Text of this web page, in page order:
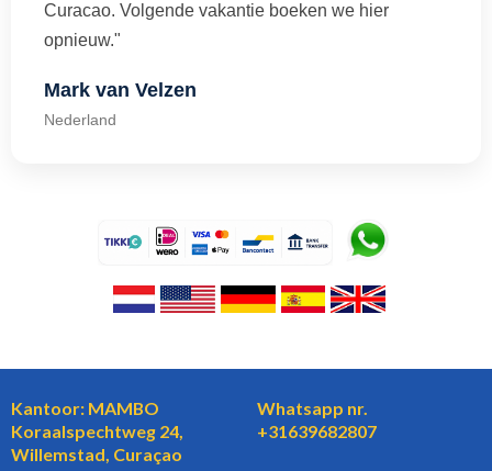
Curacao. Volgende vakantie boeken we hier
opnieuw."
Mark van Velzen
Nederland
Kantoor: MAMBO
Koraalspechtweg 24,
Willemstad, Curaçao
Whatsapp nr.
+31639682807